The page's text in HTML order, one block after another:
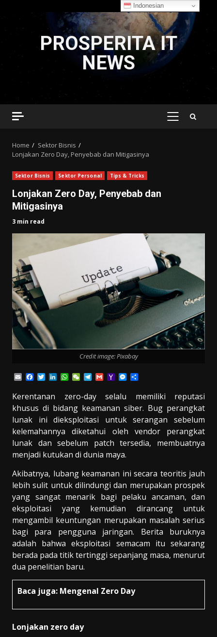
PROSPERITA IT
NEWS
PRIMARY
Home
Sektor Bisnis
Lonjakan Zero Day, Penyebab dan Mitigasinya
Sektor Bisnis Sektor Personal Tips & Tricks
Lonjakan Zero Day, Penyebab dan
Mitigasinya
3 min read
Credit image: Pixabay
EmailFacebook
TwitterLinkedIn
WhatsApp
WeChatTelegram
GmailYahooMessenger
Kerentanan zero-day selalu memiliki reputasi
khusus di bidang keamanan siber. Bug perangkat
lunak ini dieksploitasi untuk serangan sebelum
kelemahannya diketahui oleh vendor perangkat
lunak dan sebelum patch tersedia, membuatnya
menjadi kutukan di dunia maya.
Akibatnya, lubang keamanan ini secara teoritis jauh
lebih sulit untuk dilindungi dan merupakan prospek
yang sangat menarik bagi pelaku ancaman, dan
eksploitasi yang kemudian dirancang untuk
mengambil keuntungan merupakan masalah serius
bagi para pengguna jaringan. Berita buruknya
adalah bahwa eksploitasi semacam itu sekarang
berada pada titik tertinggi sepanjang masa, menurut
dua penelitian baru.
Baca juga: Mengenal Zero Day
Lonjakan zero day
Indonesian